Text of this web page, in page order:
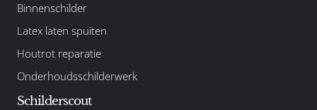
Binnenschilder
Latex laten spuiten
Houtrot reparatie
Onderhoudsschilderwerk
Schilderscout